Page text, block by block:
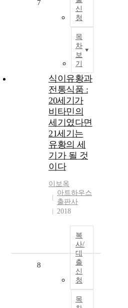
신
청
목
차
보
기
7
식이유황과
전통식품 :
20세기가
비타민의
세기였다면
21세기는
유황의 세
기가 될 것
이다
이보옥
아트하우스
출판사
2018
복
사/
대
출
신
청
목
8